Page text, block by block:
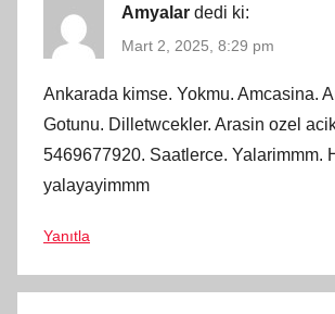
Amyalar dedi ki:
Mart 2, 2025, 8:29 pm
Ankarada kimse. Yokmu. Amcasina.
Gotunu. Dilletwcekler. Arasin ozel
5469677920. Saatlerce. Yalarimmm.
yalayayimmm
Yanıtla